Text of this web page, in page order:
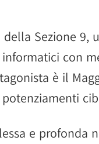
Sezione 9,
con
è il
e profonda